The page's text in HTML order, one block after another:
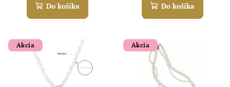
Do košíka Do košíka
Akcia Akcia